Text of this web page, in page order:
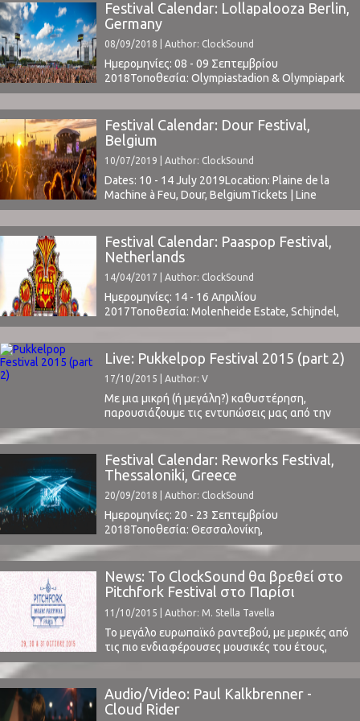
Festival Calendar: Lollapalooza Berlin,
Germany
08/09/2018 | Author: ClockSound
Ημερομηνίες: 08 - 09 Σεπτεμβρίου
2018Τοποθεσία: Olympiastadion & Olympiapark
Berlin, GermanyΤιμή Εισιτηρίου: € 129Το Line Up
περιλαμβάνει: t.b.a.www.lollapaloozade.com
Festival Calendar: Dour Festival,
Belgium
10/07/2019 | Author: ClockSound
Dates: 10 - 14 July 2019Location: Plaine de la
Machine à Feu, Dour, BelgiumTickets | Line
Upwww.dourfestival.eu ⁪
Festival Calendar: Paaspop Festival,
Netherlands
14/04/2017 | Author: ClockSound
Ημερομηνίες: 14 - 16 Απριλίου
2017Τοποθεσία: Molenheide Estate, Schijndel,
NetherlandsΤιμή Εισιτηρίου: € 105 (early
bird)Χωρητικότητα: 15.000Το Line Up
περιλαμβάνει: Anti-Flag, Netsky, Tom Odell,
Crystal Fighters, Parkway Drive, Anouk,
Kensington, UB40, LP, Seasick Steve, more
t.b.a.www.paaspop.nl ⁪
Live: Pukkelpop Festival 2015 (part 2)
17/10/2015 | Author: V
Με μια μικρή (ή μεγάλη?) καθυστέρηση,
παρουσιάζουμε τις εντυπώσεις μας από την
δεύτερη και Τρίτη μέρα του φετινού Pukkelpop
festival στο Βέλγιο. Στο πρώτο μας άρθρο
είχαμε σχολιάσει την διοργάνωση (με τα
αρκετά προβλήματά της) και την πρώτη μέρα.
Μπορείτε να το διαβάσετε εδώ.Παρασκευή
πρωί λοιπόν, με την αφόρητη ζέστη ...
Festival Calendar: Reworks Festival,
Thessaloniki, Greece
20/09/2018 | Author: ClockSound
Ημερομηνίες: 20 - 23 Σεπτεμβρίου
2018Τοποθεσία: Θεσσαλονίκη,
ΕλλάδαΕισιτήρια: Αγοράστε εδώ
www.reworks.grEvent on FacebookΤο Line Up
περιλαμβάνει: Nina Kraviz, Daphni, Richie Hawtin,
Agoria, Kiasmos, KiNK, Maceo Plex, Tendts, ArKI,
Future Of Matter, Ison, Mano Le Tough, Michael
Mayer, Sworr, Territroy, Laurent Garnier,
Recondite, François Kevorkian, Danny Krivit & Joe
Clausell as Body ...
News: Το ClockSound θα βρεθεί στο
Pitchfork Festival στο Παρίσι
(updated)
11/10/2015 | Author: M. Stella Tavella
Το μεγάλο ευρωπαϊκό ραντεβού, με μερικές από
τις πιο ενδιαφέρουσες μουσικές του έτους,
πρόκειται να πραγματοποιηθεί στο Παρίσι από
τις 29 έως τις 31 Οκτωβρίου. Αναφερόμαστε
προφανώς στο Pitchfork Music Festival!Μετά
την καλοκαιρινή έκδοση του φεστιβάλ, που
Audio/Video: Paul Kalkbrenner -
Cloud Rider